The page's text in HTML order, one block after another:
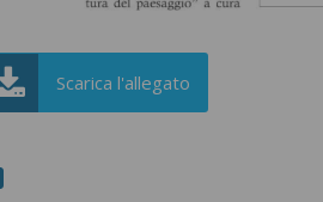
Scarica l'allegato